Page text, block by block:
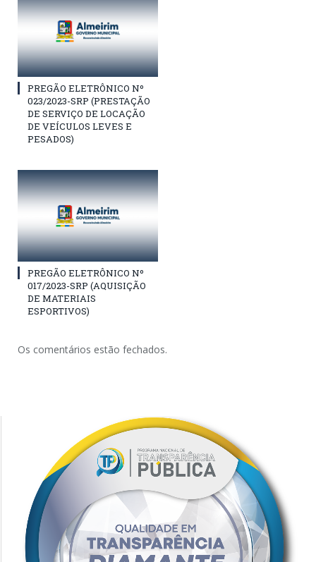
PREGÃO ELETRÔNICO Nº
023/2023-SRP (PRESTAÇÃO
DE SERVIÇO DE LOCAÇÃO
DE VEÍCULOS LEVES E
PESADOS)
PREGÃO ELETRÔNICO Nº
017/2023-SRP (AQUISIÇÃO
DE MATERIAIS
ESPORTIVOS)
Os comentários estão fechados.